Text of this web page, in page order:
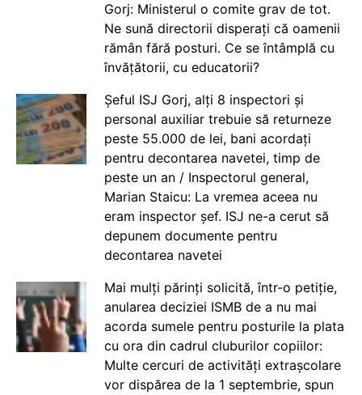
Gorj: Ministerul o comite grav de tot.
Ne sună directorii disperați că oamenii
rămân fără posturi. Ce se întâmplă cu
învățătorii, cu educatorii?
Șeful ISJ Gorj, alți 8 inspectori și
personal auxiliar trebuie să returneze
peste 55.000 de lei, bani acordați
pentru decontarea navetei, timp de
peste un an / Inspectorul general,
Marian Staicu: La vremea aceea nu
eram inspector șef. ISJ ne-a cerut să
depunem documente pentru
decontarea navetei
Mai mulți părinți solicită, într-o petiție,
anularea deciziei ISMB de a nu mai
acorda sumele pentru posturile la plata
cu ora din cadrul cluburilor copiilor:
Multe cercuri de activități extrașcolare
vor dispărea de la 1 septembrie, spun